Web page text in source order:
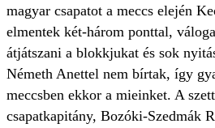
magyar csapatot a meccs elején
elmentek két-három ponttal,
átjátszani a blokkjukat és sok
Németh Anettel nem bírtak, így
meccsben ekkor a mieinket. A
csapatkapitány, Bozóki-Szedmák